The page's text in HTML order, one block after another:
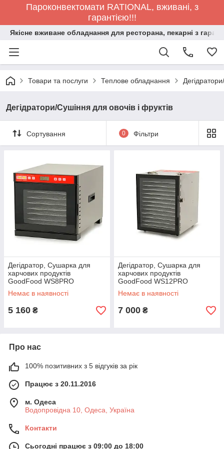
Пароконвектомати RATIONAL, вживані, з
гарантією!!!
Якісне вживане обладнання для ресторана, пекарні з
Товари та послуги Теплове обладнання
Дегідратори/Сушіння для овочів і фруктів
Сортування 0 Фільтри
Дегідратор, Сушарка для
харчових продуктів
GoodFood WS8PRO
Немає в наявності
5 160 ₴
Дегідратор, Сушарка для
харчових продуктів
GoodFood WS12PRO
Немає в наявності
7 000 ₴
Про нас
100% позитивних з 5 відгуків за рік
Працює з 20.11.2016
м. Одеса
Водопровідна 10, Одеса, Україна
Контакти
Сьогодні працює з 09:00 до 18:00